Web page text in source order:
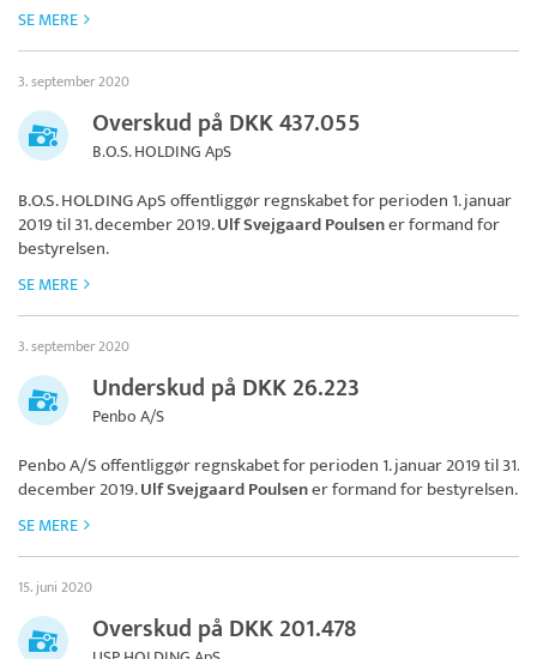
SE MERE
3. september 2020
Overskud på DKK 437.055
B.O.S. HOLDING ApS
B.O.S. HOLDING ApSoffentliggør regnskabet for perioden 1. januar
2019 til 31. december 2019.Ulf Svejgaard Poulsener formand for
bestyrelsen.
SE MERE
3. september 2020
Underskud på DKK 26.223
Penbo A/S
Penbo A/Soffentliggør regnskabet for perioden 1. januar 2019 til 31.
december 2019.Ulf Svejgaard Poulsener formand for bestyrelsen.
SE MERE
15. juni 2020
Overskud på DKK 201.478